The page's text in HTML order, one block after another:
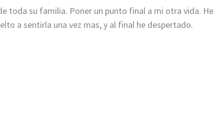
toda su familia. Poner un punto final a mi otra vida. He
a sentirla una vez mas, y al final he despertado.